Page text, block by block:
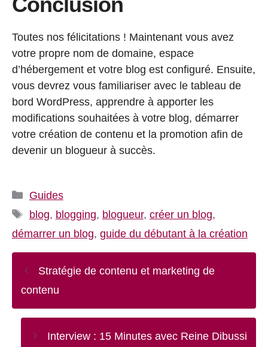
Toutes nos félicitations ! Maintenant vous avez
votre propre nom de domaine, espace
d’hébergement et votre blog est configuré. Ensuite,
vous devrez vous familiariser avec le tableau de
bord WordPress, apprendre à apporter les
modifications souhaitées à votre blog, démarrer
votre création de contenu et la promotion afin de
devenir un blogueur à succès.
Catégories
Guides
Étiquettes
blog, blogging, blogueur, créer un blog,
démarrer un blog, guide du débutant à la création
Stratégie de contenu et marketing de
contenu
Interview : 15 Minutes avec Reine Dibussi